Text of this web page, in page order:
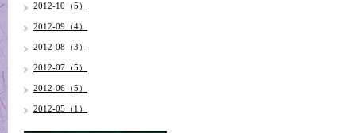
2012-10（5）
2012-09（4）
2012-08（3）
2012-07（5）
2012-06（5）
2012-05（1）